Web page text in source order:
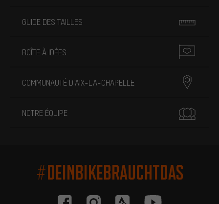
GUIDE DES TAILLES
BOÎTE À IDÉES
COMMUNAUTÉ D'AIX-LA-CHAPELLE
NOTRE ÉQUIPE
#DEINBIKEBRAUCHTDAS